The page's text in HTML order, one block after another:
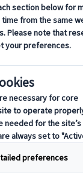
す
リスボン市内